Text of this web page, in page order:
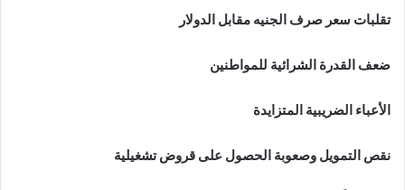
تقلبات سعر صرف الجنيه مقابل الدولار
ضعف القدرة الشرائية للمواطنين
الأعباء الضريبية المتزايدة
نقص التمويل وصعوبة الحصول على قروض تشغيلية